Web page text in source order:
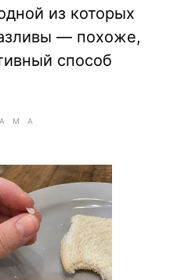
из которых
— похоже,
способ